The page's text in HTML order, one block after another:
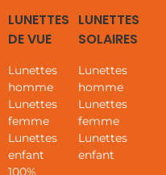
votre écoute
nous !
LUNETTES
DE VUE
Lunettes
homme
Lunettes
femme
Lunettes
enfant
100%
LUNETTES
SOLAIRES
Lunettes
homme
Lunettes
femme
Lunettes
enfant